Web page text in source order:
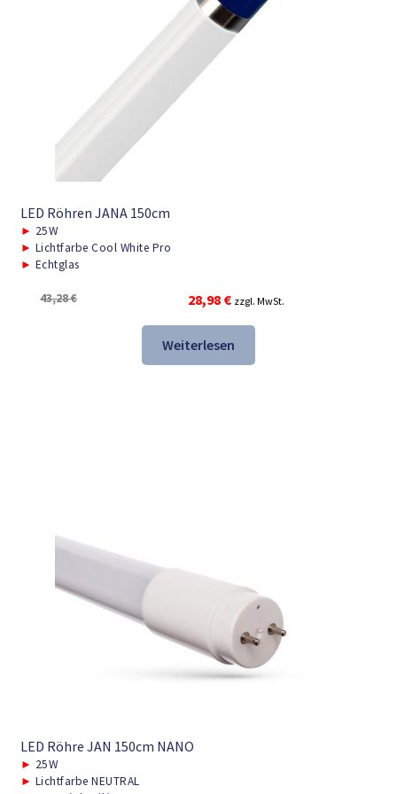
LED Röhren JANA 150cm
► 25W
► Lichtfarbe Cool White Pro
► Echtglas
43,28€
Ursprünglicher
war:
43,28 €
28,98 €Aktueller
ist:
28,98 €.
zzgl. MwSt.
Weiterlesen
LED Röhre JAN 150cm NANO
► 25W
► Lichtfarbe NEUTRAL